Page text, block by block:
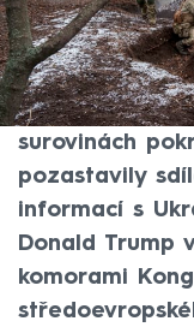
Bílý dům
pro Ukrajinu,
mezi USA a
surovinách
pozastavily
informací s
Donald Trump
komorami